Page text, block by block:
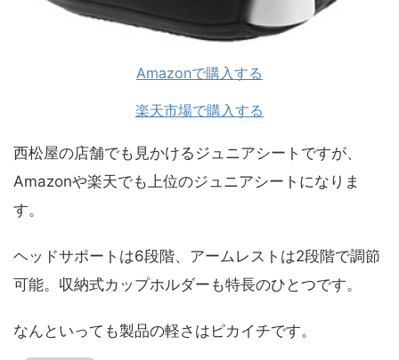
Amazonで購入する
楽天市場で購入する
西松屋の店舗でも見かけるジュニアシートですが、
Amazonや楽天でも上位のジュニアシートになりま
す。
ヘッドサポートは6段階、アームレストは2段階で調節
可能。収納式カップホルダーも特長のひとつです。
なんといっても製品の軽さはピカイチです。